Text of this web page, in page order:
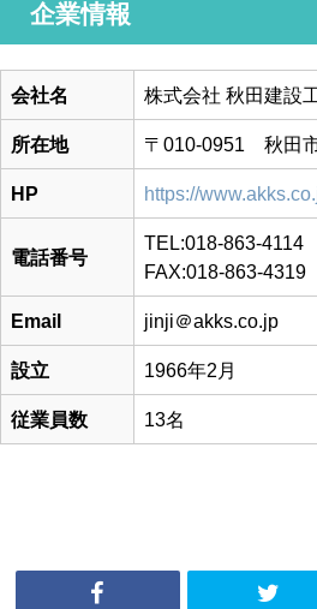
企業情報
会社名 株式会社 秋田建設
所在地 〒010-0951 秋田
HP https://
電話番号
TEL:018-863-4114
FAX:018-863-4319
Email jinji＠akks.co.jp
設立 1966年2月
従業員数 13名